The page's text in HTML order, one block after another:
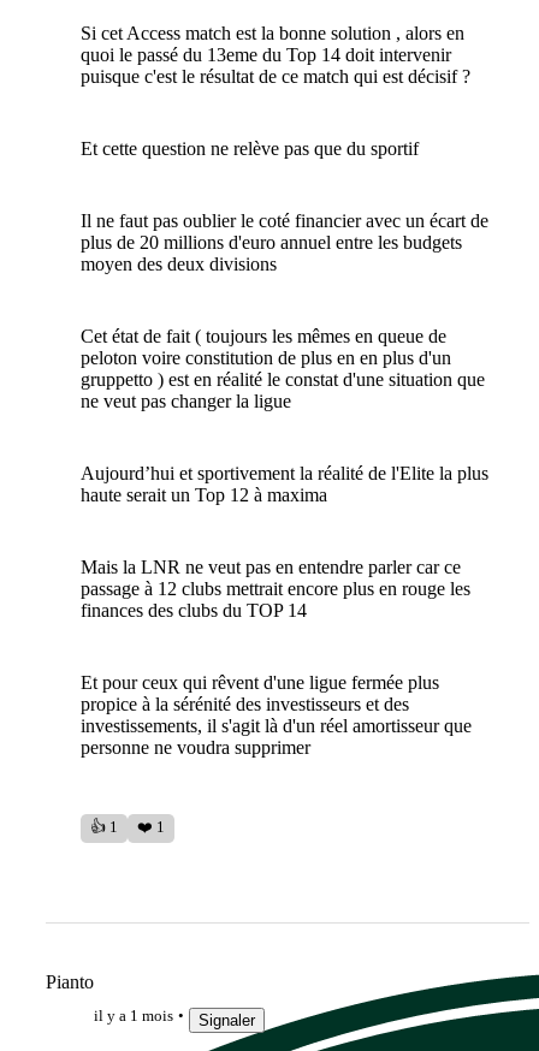
Si cet Access match est la bonne solution , alors en
quoi le passé du 13eme du Top 14 doit intervenir
puisque c'est le résultat de ce match qui est décisif ?
Et cette question ne relève pas que du sportif
Il ne faut pas oublier le coté financier avec un écart de
plus de 20 millions d'euro annuel entre les budgets
moyen des deux divisions
Cet état de fait ( toujours les mêmes en queue de
peloton voire constitution de plus en en plus d'un
gruppetto ) est en réalité le constat d'une situation que
ne veut pas changer la ligue
Aujourd’hui et sportivement la réalité de l'Elite la plus
haute serait un Top 12 à maxima
Mais la LNR ne veut pas en entendre parler car ce
passage à 12 clubs mettrait encore plus en rouge les
finances des clubs du TOP 14
Et pour ceux qui rêvent d'une ligue fermée plus
propice à la sérénité des investisseurs et des
investissements, il s'agit là d'un réel amortisseur que
personne ne voudra supprimer
👍 1 ❤️ 1
Pianto
il y a 1 mois Signaler